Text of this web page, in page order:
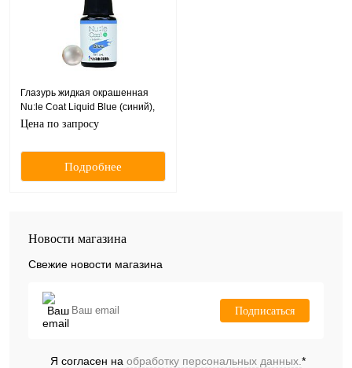
Глазурь жидкая окрашенная
Nu:le Coat Liquid Blue (синий),
пробник, 2 мл
Цена по запросу
Подробнее
Новости магазина
Свежие новости магазина
Подписаться
Я согласен на обработку персональных данных. *